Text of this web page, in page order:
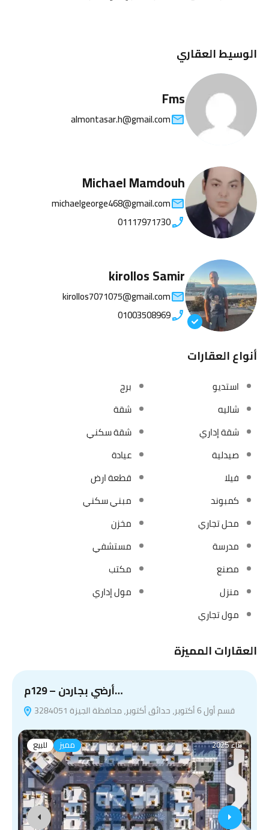
الوسيط العقاري
Fms
almontasar.h@gmail.com
Michael Mamdouh
michaelgeorge468@gmail.com
01117971730
kirollos Samir
kirollos7071075@gmail.com
01003508969
أنواع العقارات
استديو
برج
شاليه
شقة
شقة إداري
شقة سكني
صيدلية
عيادة
فيلا
قطعة ارض
كمبوند
مبني سكني
محل تجاري
مخزن
مدرسة
مستشفي
مصنع
مكتب
منزل
مول إداري
مول تجاري
العقارات المميزة
أرضي بجاردن – 129م…
قسم أول 6 أكتوبر، حدائق أكتوبر، محافظة الجيزة 3284051
للبيع مميز بناء 2025